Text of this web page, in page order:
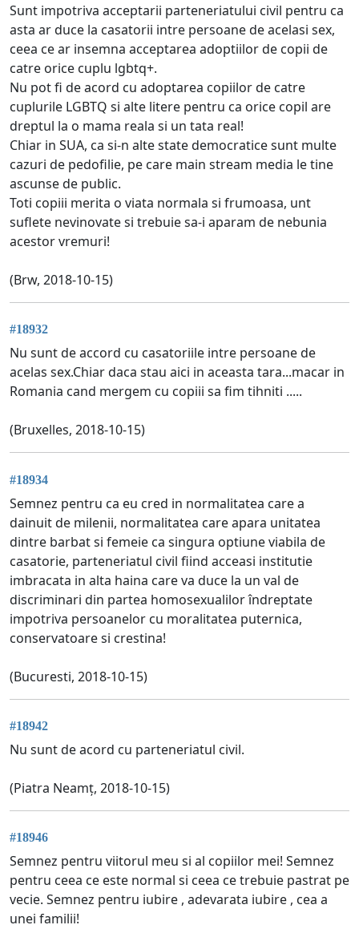
Sunt impotriva acceptarii parteneriatului civil pentru ca
asta ar duce la casatorii intre persoane de acelasi sex,
ceea ce ar insemna acceptarea adoptiilor de copii de
catre orice cuplu lgbtq+.
Nu pot fi de acord cu adoptarea copiilor de catre
cuplurile LGBTQ si alte litere pentru ca orice copil are
dreptul la o mama reala si un tata real!
Chiar in SUA, ca si-n alte state democratice sunt multe
cazuri de pedofilie, pe care main stream media le tine
ascunse de public.
Toti copiii merita o viata normala si frumoasa, unt
suflete nevinovate si trebuie sa-i aparam de nebunia
acestor vremuri!
(Brw, 2018-10-15)
#18932
Nu sunt de accord cu casatoriile intre persoane de
acelas sex.Chiar daca stau aici in aceasta tara...macar in
Romania cand mergem cu copiii sa fim tihniti .....
(Bruxelles, 2018-10-15)
#18934
Semnez pentru ca eu cred in normalitatea care a
dainuit de milenii, normalitatea care apara unitatea
dintre barbat si femeie ca singura optiune viabila de
casatorie, parteneriatul civil fiind acceasi institutie
imbracata in alta haina care va duce la un val de
discriminari din partea homosexualilor îndreptate
impotriva persoanelor cu moralitatea puternica,
conservatoare si crestina!
(Bucuresti, 2018-10-15)
#18942
Nu sunt de acord cu parteneriatul civil.
(Piatra Neamț, 2018-10-15)
#18946
Semnez pentru viitorul meu si al copiilor mei! Semnez
pentru ceea ce este normal si ceea ce trebuie pastrat pe
vecie. Semnez pentru iubire , adevarata iubire , cea a
unei familii!